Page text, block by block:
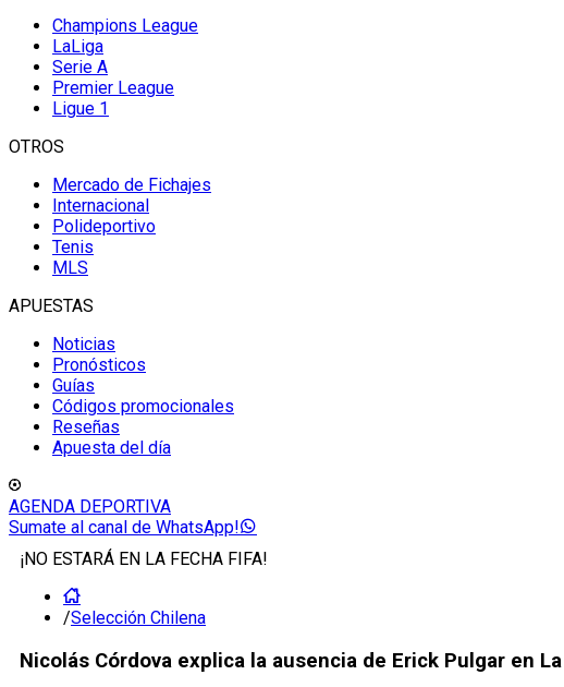
Champions League
LaLiga
Serie A
Premier League
Ligue 1
OTROS
Mercado de Fichajes
Internacional
Polideportivo
Tenis
MLS
APUESTAS
Noticias
Pronósticos
Guías
Códigos promocionales
Reseñas
Apuesta del día
AGENDA DEPORTIVA
Sumate al canal de WhatsApp!
¡NO ESTARÁ EN LA FECHA FIFA!
/Selección Chilena
Nicolás Córdova explica la ausencia de Erick Pulgar en